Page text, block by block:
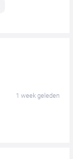
1 week geleden